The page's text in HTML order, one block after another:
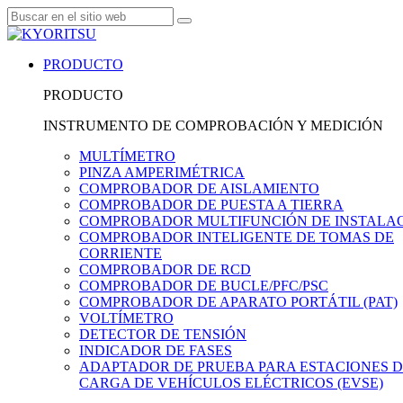
PRODUCTO
PRODUCTO
INSTRUMENTO DE COMPROBACIÓN Y MEDICIÓN
MULTÍMETRO
PINZA AMPERIMÉTRICA
COMPROBADOR DE AISLAMIENTO
COMPROBADOR DE PUESTA A TIERRA
COMPROBADOR MULTIFUNCIÓN DE
COMPROBADOR INTELIGENTE DE TOMAS DE
CORRIENTE
COMPROBADOR DE RCD
COMPROBADOR DE BUCLE/PFC/PSC
COMPROBADOR DE APARATO PORTÁTIL (PAT)
VOLTÍMETRO
DETECTOR DE TENSIÓN
INDICADOR DE FASES
ADAPTADOR DE PRUEBA PARA ESTACIONES
CARGA DE VEHÍCULOS ELÉCTRICOS (EVSE)